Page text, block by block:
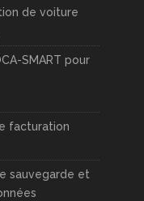
de voiture
SMART pour
facturation
sauvegarde et